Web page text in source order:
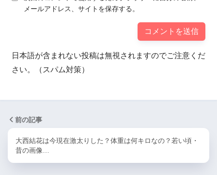
メールアドレス、サイトを保存する。
日本語が含まれない投稿は無視されますのでご注意くだ
さい。（スパム対策）
前の記事
大西結花は今現在激太りした？体重は何キロなの？若い頃・
昔の画像…